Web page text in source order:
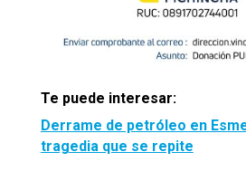
Te puede interesar:
Derrame de petróleo en
tragedia que se repite